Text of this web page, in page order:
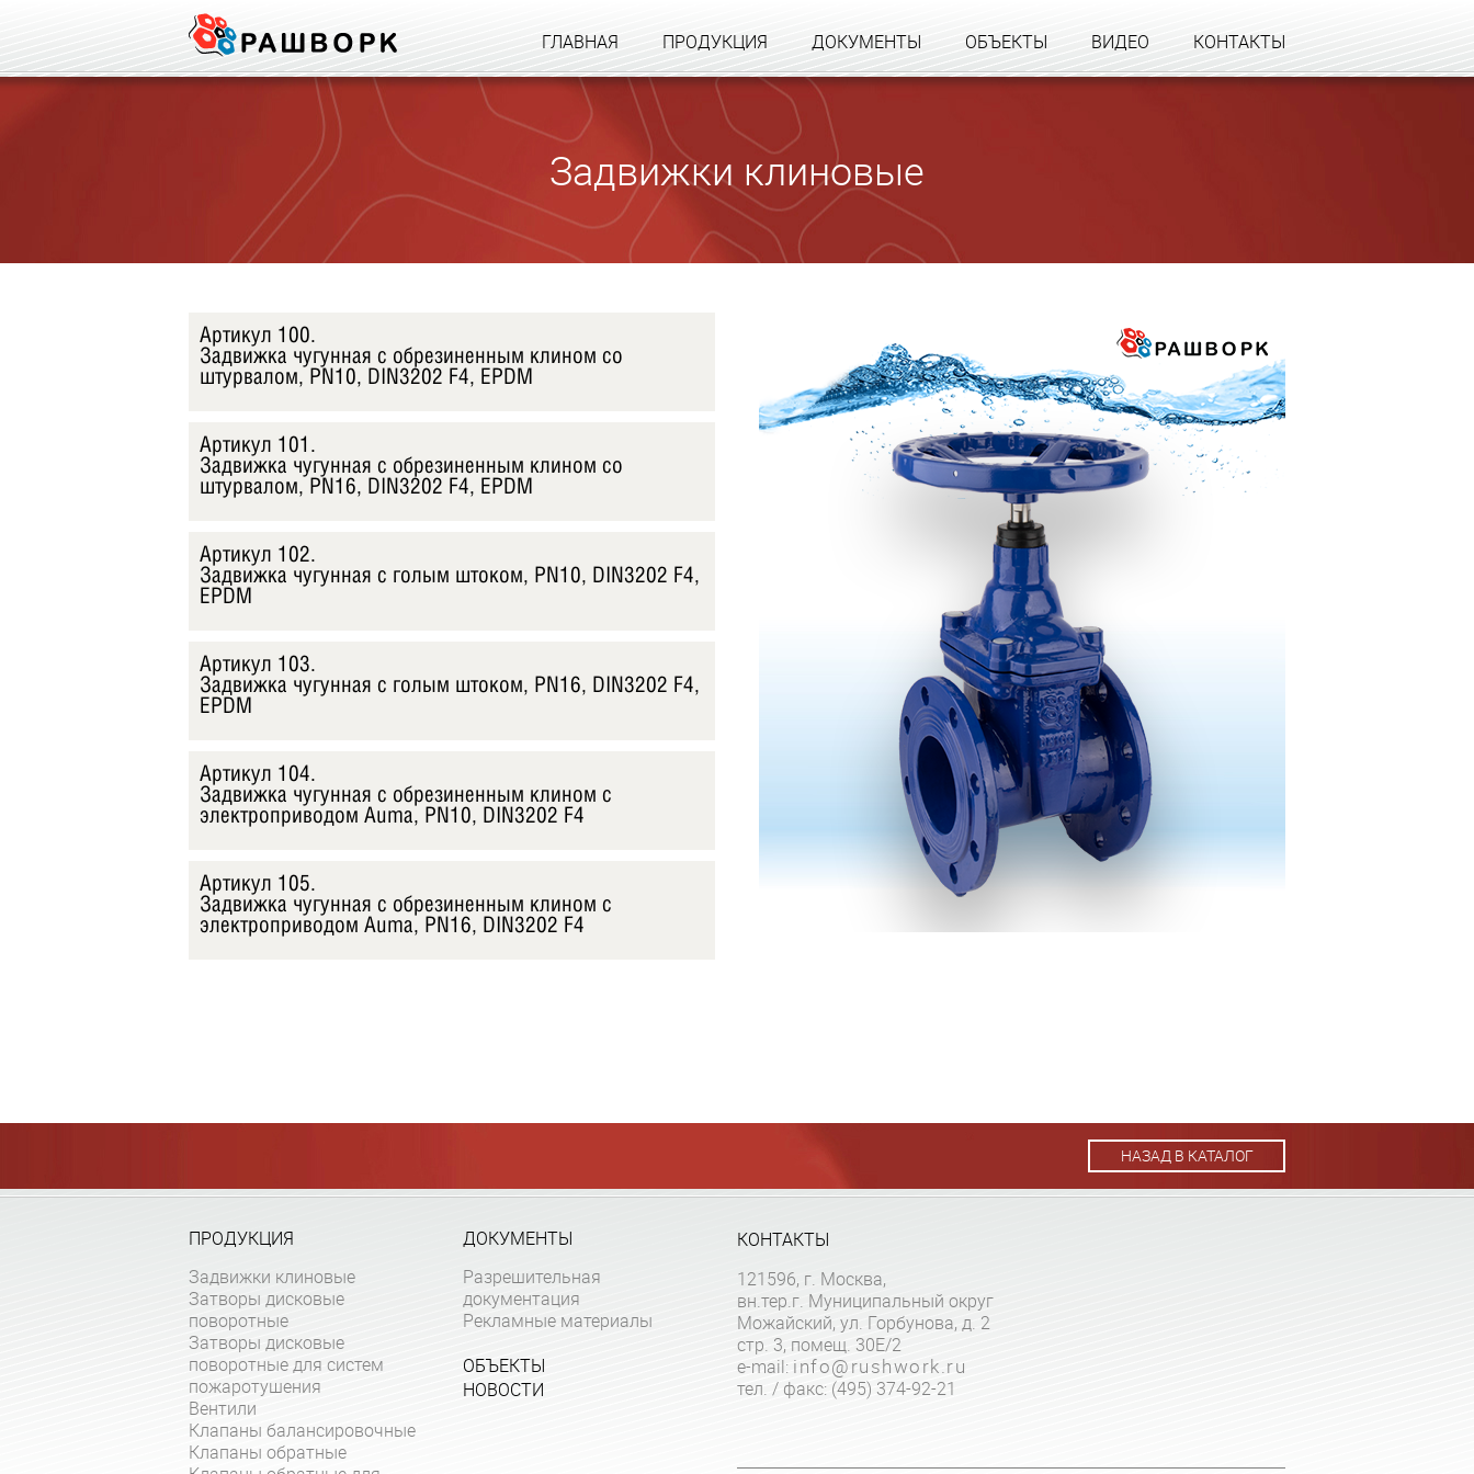
ГЛАВНАЯ ПРОДУКЦИЯ ДОКУМЕНТЫ ОБЪЕКТЫ ВИДЕО КОНТАКТЫ
Задвижки клиновые
Артикул 100.
Задвижка чугунная с обрезиненным клином со
штурвалом, PN10, DIN3202 F4, EPDM
Артикул 101.
Задвижка чугунная с обрезиненным клином со
штурвалом, PN16, DIN3202 F4, EPDM
Артикул 102.
Задвижка чугунная с голым штоком, PN10, DIN3202 F4,
EPDM
Артикул 103.
Задвижка чугунная с голым штоком, PN16, DIN3202 F4,
EPDM
Артикул 104.
Задвижка чугунная с обрезиненным клином с
электроприводом Auma, PN10, DIN3202 F4
Артикул 105.
Задвижка чугунная с обрезиненным клином с
электроприводом Auma, PN16, DIN3202 F4
НАЗАД В КАТАЛОГ
ПРОДУКЦИЯ
Задвижки клиновые
Затворы дисковые
поворотные
Затворы дисковые
поворотные для систем
пожаротушения
Вентили
Клапаны балансировочные
Клапаны обратные
ДОКУМЕНТЫ
Разрешительная
документация
Рекламные материалы
ОБЪЕКТЫ
НОВОСТИ
КОНТАКТЫ
121596, г. Москва,
вн.тер.г. Муниципальный округ
Можайский, ул. Горбунова, д. 2
стр. 3, помещ. 30Е/2
e-mail: info@rushwork.ru
тел. / факс: (495) 374-92-21